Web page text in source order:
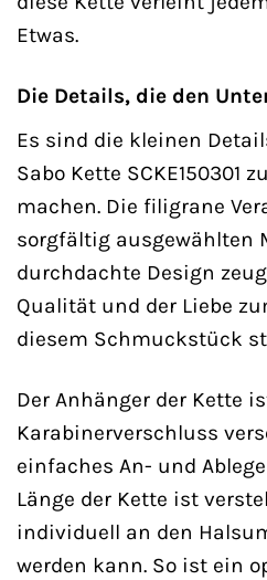
Etwas.
Die Details, die den
Es sind die kleinen
Sabo Kette SCKE150301
machen. Die filigrane
sorgfältig ausgewählten
durchdachte Design
Qualität und der Liebe
diesem Schmuckstück
Der Anhänger der Kette
Karabinerverschluss
einfaches An- und
Länge der Kette ist
individuell an den
werden kann. So ist ein